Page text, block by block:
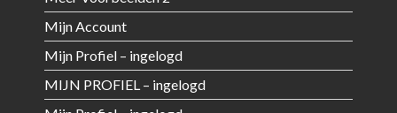
Mijn Account
Mijn Profiel – ingelogd
MIJN PROFIEL – ingelogd